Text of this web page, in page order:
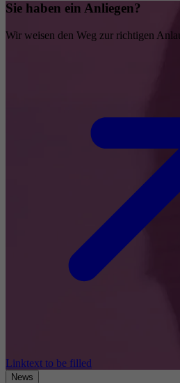
Sie haben ein Anliegen?
Wir weisen den Weg zur richtigen
Linktext to be filled
News